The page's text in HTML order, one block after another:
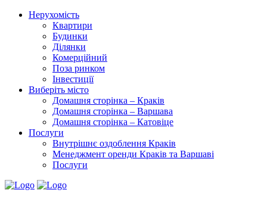
Нерухомість
Квартири
Будинки
Ділянки
Комерційний
Поза ринком
Інвестиції
Виберіть місто
Домашня сторінка – Краків
Домашня сторінка – Варшава
Домашня сторінка – Катовіце
Послуги
Внутрішнє оздоблення Краків
Менеджмент оренди Краків та Варшаві
Послуги